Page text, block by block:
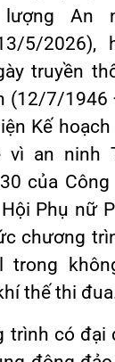
An
5/2026),
truyền
(12/7/
Kế
vì an ninh
của
Phụ nữ
chương
trong
thế thi
trình có đại